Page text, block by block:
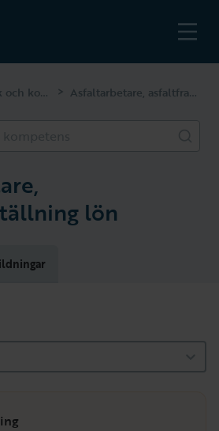
Lönestatistik och kompetenser > Asfaltarbetare, asfaltframställning
lön